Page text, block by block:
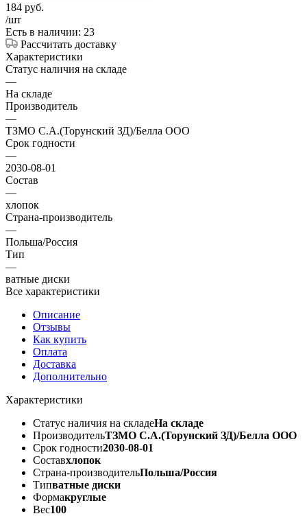
184 руб.
/шт
Есть в наличии: 23
Рассчитать доставку
Характеристики
Статус наличия на складе
—
На складе
Производитель
—
ТЗМО С.А.(Торунский ЗД)/Белла ООО
Срок годности
—
2030-08-01
Состав
—
хлопок
Страна-производитель
—
Польша/Россия
Тип
—
ватные диски
Все характеристики
Описание
Отзывы
Как купить
Оплата
Доставка
Дополнительно
Характеристики
Статус наличия на складеНа складе
ПроизводительТЗМО С.А.(Торунский ЗД)/Белла ООО
Срок годности2030-08-01
Составхлопок
Страна-производительПольша/Россия
Типватные диски
Формакруглые
Вес100